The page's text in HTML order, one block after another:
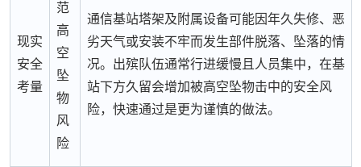
现实
安全
考量
范
高
空
坠
物
风
险
通信基站塔架及附属设备可能因年久失修、恶
劣天气或安装不牢而发生部件脱落、坠落的情
况。出殡队伍通常行进缓慢且人员集中，在基
站下方久留会增加被高空坠物击中的安全风
险，快速通过是更为谨慎的做法。